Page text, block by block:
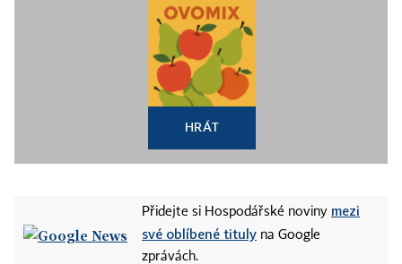
HRÁT
Přidejte si Hospodářské noviny mezi
své oblíbené tituly na Google
zprávách.